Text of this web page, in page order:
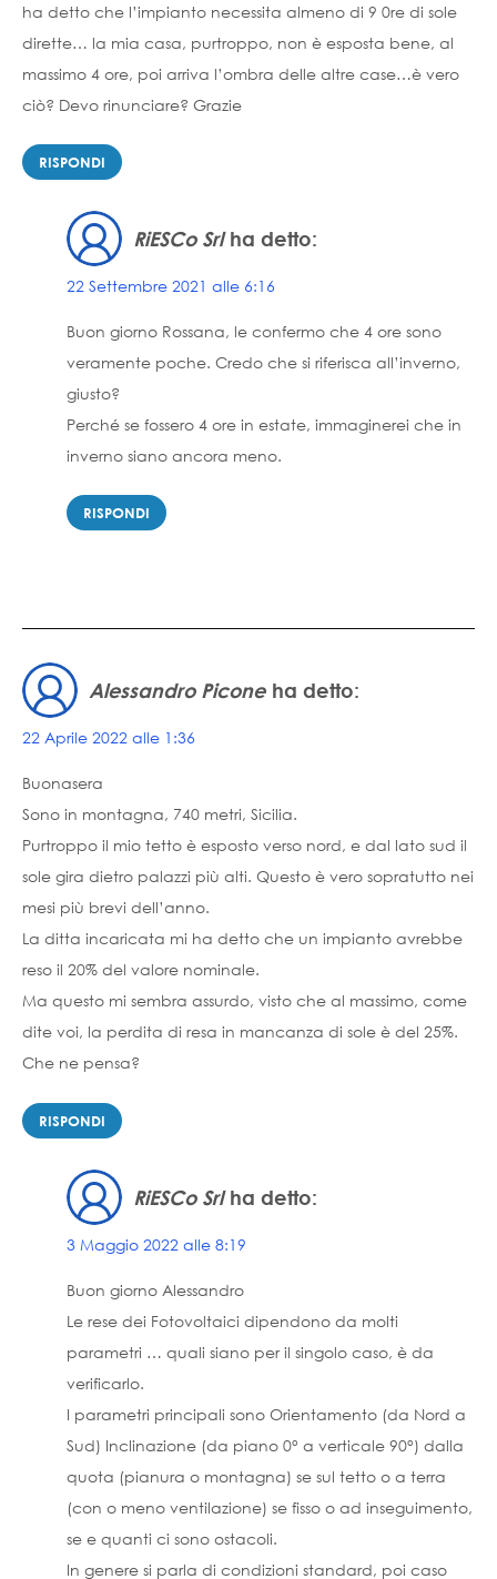
ha detto che l’impianto necessita almeno di 9 0re di sole
dirette… la mia casa, purtroppo, non è esposta bene, al
massimo 4 ore, poi arriva l’ombra delle altre case…è vero
ciò? Devo rinunciare? Grazie
RISPONDI
RiESCo Srl ha detto:
22 Settembre 2021 alle 6:16
Buon giorno Rossana, le confermo che 4 ore sono
veramente poche. Credo che si riferisca all’inverno,
giusto?
Perché se fossero 4 ore in estate, immaginerei che in
inverno siano ancora meno.
RISPONDI
Alessandro Picone ha detto:
22 Aprile 2022 alle 1:36
Buonasera
Sono in montagna, 740 metri, Sicilia.
Purtroppo il mio tetto è esposto verso nord, e dal lato sud il
sole gira dietro palazzi più alti. Questo è vero sopratutto nei
mesi più brevi dell’anno.
La ditta incaricata mi ha detto che un impianto avrebbe
reso il 20% del valore nominale.
Ma questo mi sembra assurdo, visto che al massimo, come
dite voi, la perdita di resa in mancanza di sole è del 25%.
Che ne pensa?
RISPONDI
RiESCo Srl ha detto:
3 Maggio 2022 alle 8:19
Buon giorno Alessandro
Le rese dei Fotovoltaici dipendono da molti
parametri … quali siano per il singolo caso, è da
verificarlo.
I parametri principali sono Orientamento (da Nord a
Sud) Inclinazione (da piano 0° a verticale 90°) dalla
quota (pianura o montagna) se sul tetto o a terra
(con o meno ventilazione) se fisso o ad inseguimento,
se e quanti ci sono ostacoli.
In genere si parla di condizioni standard, poi caso